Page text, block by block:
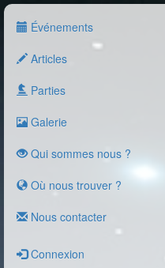
Événements
Articles
Parties
Galerie
Qui sommes nous ?
Où nous trouver ?
Nous contacter
Connexion